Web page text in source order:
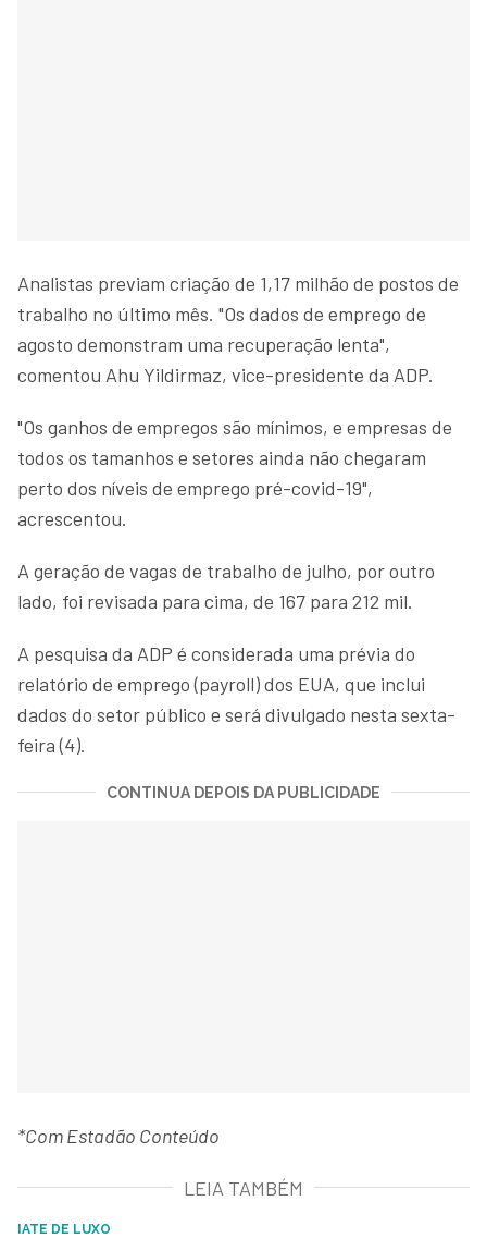
Analistas previam criação de 1,17 milhão de postos de
trabalho no último mês. "Os dados de emprego de
agosto demonstram uma recuperação lenta",
comentou Ahu Yildirmaz, vice-presidente da ADP.
"Os ganhos de empregos são mínimos, e empresas de
todos os tamanhos e setores ainda não chegaram
perto dos níveis de emprego pré-covid-19",
acrescentou.
A geração de vagas de trabalho de julho, por outro
lado, foi revisada para cima, de 167 para 212 mil.
A pesquisa da ADP é considerada uma prévia do
relatório de emprego (payroll) dos EUA, que inclui
dados do setor público e será divulgado nesta sexta-
feira (4).
CONTINUA DEPOIS DA PUBLICIDADE
*Com Estadão Conteúdo
LEIA TAMBÉM
IATE DE LUXO